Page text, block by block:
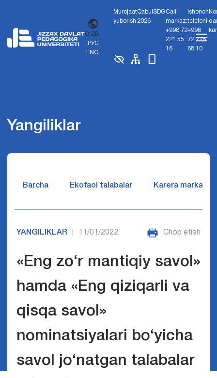
O'ZB
РУС
ENG
Murojaat
yuborish
Qabul
2026
SDGCall
markaz:
+998 72
221 55
16
Ishonch
telefoni:
+998
72 226
68 10
Yangiliklar
Barcha Ekofaol talabalar Karera markazi
YANGILIKLAR 11/01/2022 Chop etish
«Eng zo‘r mantiqiy savol»
hamda «Eng qiziqarli va
qisqa savol»
nominatsiyalari bo‘yicha
savol jo‘natgan talabalar